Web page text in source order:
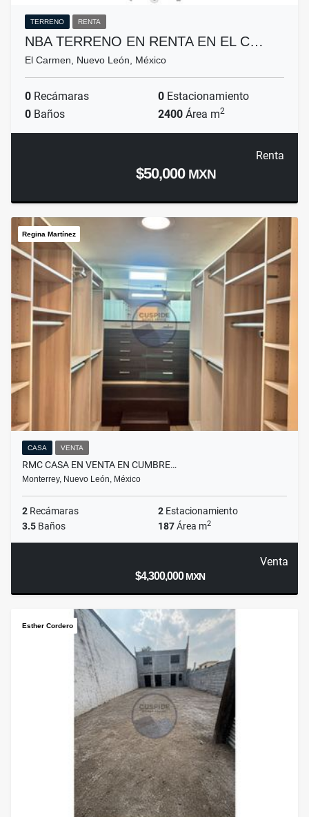
TERRENO RENTA
NBA TERRENO EN RENTA EN EL C…
El Carmen, Nuevo León, México
0 Recámaras 0 Estacionamiento
0 Baños 2400 Área m2
Renta
$50,000 MXN
Regina Martínez
CASA VENTA
RMC CASA EN VENTA EN CUMBRE…
Monterrey, Nuevo León, México
2 Recámaras 2 Estacionamiento
3.5 Baños 187Área m2
Venta
$4,300,000MXN
Esther Cordero